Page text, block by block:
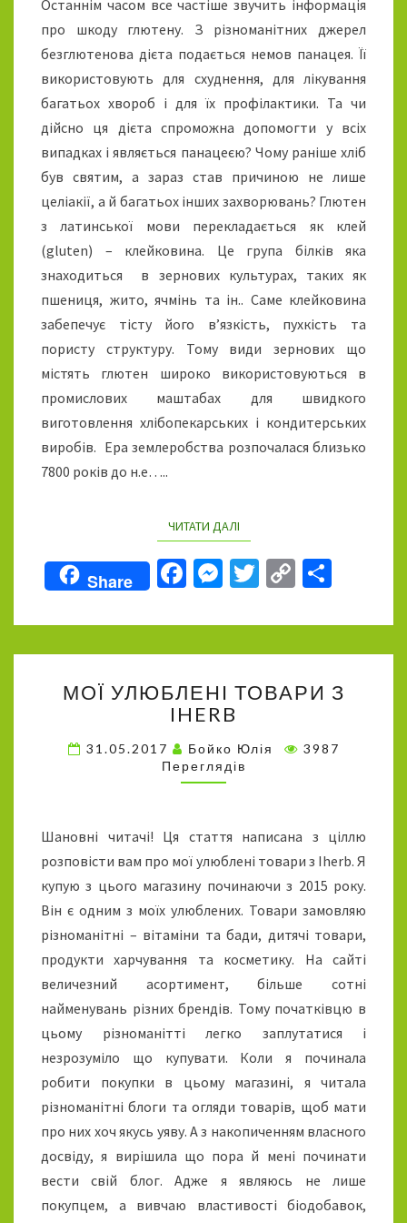
А
Д
І
Т
А
.
Останнім часом все частіше звучить інформація
про шкоду глютену. З різноманітних джерел
безглютенова дієта подається немов панацея. Її
використовують для схуднення, для лікування
багатьох хвороб і для їх профілактики. Та чи
дійсно ця дієта спроможна допомогти у всіх
випадках і являється панацеєю? Чому раніше хліб
був святим, а зараз став причиною не лише
целіакії, а й багатьох інших захворювань? Глютен
з латинської мови перекладається як клей
(gluten) – клейковина. Це група білків яка
знаходиться в зернових культурах, таких як
пшениця, жито, ячмінь та ін.. Саме клейковина
забепечує тісту його в’язкість, пухкість та
пористу структуру. Тому види зернових що
містять глютен широко використовуються в
промислових маштабах для швидкого
виготовлення хлібопекарських і кондитерських
виробів. Ера землеробства розпочалася близько
7800 років до н.е…..
ЧИТАТИ ДАЛІ
Share
Fa
b
o
o
k
M
se
n
ge
r
T
tt
er
C
p
y
Li
k
ді
л
и
и
О
Ї
Л
Ю
Е
Т
О
В
А
И
З
I
H
B
МОЇ УЛЮБЛЕНІ ТОВАРИ З
IHERB
31.05.2017 Бойко Юлія
3987
Переглядів
Шановні читачі! Ця стаття написана з ціллю
розповісти вам про мої улюблені товари з Iherb. Я
купую з цього магазину починаючи з 2015 року.
Він є одним з моїх улюблених. Товари замовляю
різноманітні – вітаміни та бади, дитячі товари,
продукти харчування та косметику. На сайті
величезний асортимент, більше сотні
найменувань різних брендів. Тому початківцю в
цьому різноманітті легко заплутатися і
незрозуміло що купувати. Коли я починала
робити покупки в цьому магазині, я читала
різноманітні блоги та огляди товарів, щоб мати
про них хоч якусь уяву. А з накопиченням власного
досвіду, я вирішила що пора й мені починати
вести свій блог. Адже я являюсь не лише
покупцем, а вивчаю властивості біодобавок,